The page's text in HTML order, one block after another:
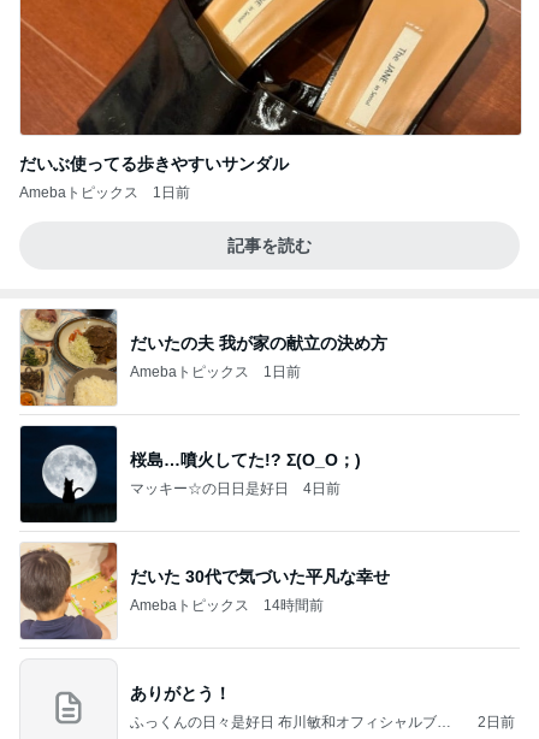
だいぶ使ってる歩きやすいサンダル
Amebaトピックス 1日前
記事を読む
だいたの夫 我が家の献立の決め方
Amebaトピックス 1日前
桜島…噴火してた!? Σ(O_O；)
マッキー☆の日日是好日 4日前
だいた 30代で気づいた平凡な幸せ
Amebaトピックス 14時間前
ありがとう！
ふっくんの日々是好日 布川敏和オフィシャルブロ
2日前